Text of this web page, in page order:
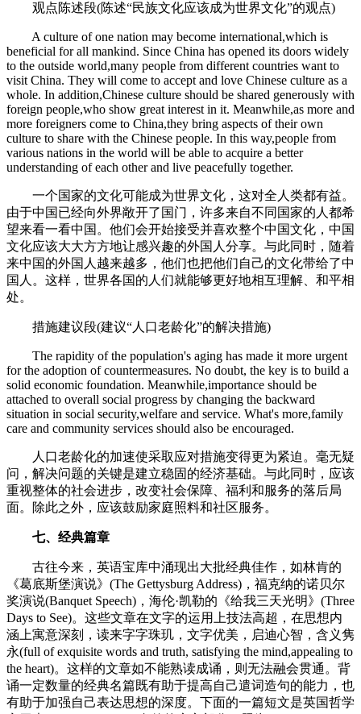
观点陈述段(陈述“民族文化应该成为世界文化”的观点)
A culture of one nation may become international,which is
beneficial for all mankind. Since China has opened its doors widely
to the outside world,many people from different countries want to
visit China. They will come to accept and love Chinese culture as a
whole. In addition,Chinese culture should be shared generously with
foreign people,who show great interest in it. Meanwhile,as more and
more foreigners come to China,they bring aspects of their own
culture to share with the Chinese people. In this way,people from
various nations in the world will be able to acquire a better
understanding of each other and live peacefully together.
一个国家的文化可能成为世界文化，这对全人类都有益。
由于中国已经向外界敞开了国门，许多来自不同国家的人都希
望来看一看中国。他们会开始接受并喜欢整个中国文化，中国
文化应该大大方方地让感兴趣的外国人分享。与此同时，随着
来中国的外国人越来越多，他们也把他们自己的文化带给了中
国人。这样，世界各国的人们就能够更好地相互理解、和平相
处。
措施建议段(建议“人口老龄化”的解决措施)
The rapidity of the population's aging has made it more urgent
for the adoption of countermeasures. No doubt, the key is to build a
solid economic foundation. Meanwhile,importance should be
attached to overall social progress by changing the backward
situation in social security,welfare and service. What's more,family
care and community services should also be encouraged.
人口老龄化的加速使采取应对措施变得更为紧迫。毫无疑
问，解决问题的关键是建立稳固的经济基础。与此同时，应该
重视整体的社会进步，改变社会保障、福利和服务的落后局
面。除此之外，应该鼓励家庭照料和社区服务。
七、经典篇章
古往今来，英语宝库中涌现出大批经典佳作，如林肯的
《葛底斯堡演说》(The Gettysburg Address)，福克纳的诺贝尔
奖演说(Banquet Speech)，海伦·凯勒的《给我三天光明》(Three
Days to See)。这些文章在文字的运用上技法高超，在思想内
涵上寓意深刻，读来字字珠玑，文字优美，启迪心智，含义隽
永(full of exquisite words and truth, satisfying the mind,appealing to
the heart)。这样的文章如不能熟读成诵，则无法融会贯通。背
诵一定数量的经典名篇既有助于提高自己遣词造句的能力，也
有助于加强自己表达思想的深度。下面的一篇短文是英国哲学